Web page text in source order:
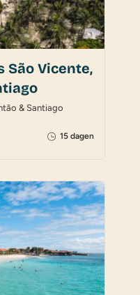
São Vicente,
& Santiago
15 dagen